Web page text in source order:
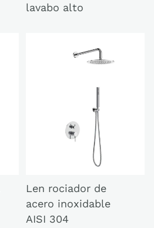
lavabo alto
Len rociador de
acero inoxidable
AISI 304